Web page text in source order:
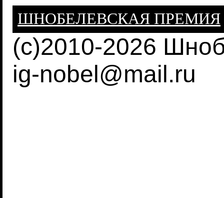
ШНОБЕЛЕВСКАЯ ПРЕМИЯ
(c)2010-2026
ig-nobel@mail.ru